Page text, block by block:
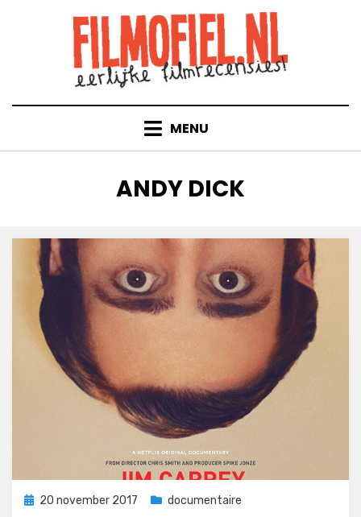
MENU
TAG
:
ANDY DICK
Geplaatst
20 november 2017 documentaire